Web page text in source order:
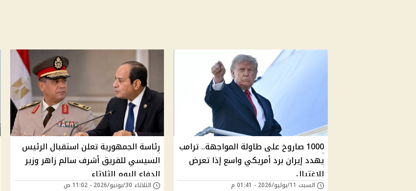
1000 صاروخ على طاولة المواجهة.. ترامب
يهدد إيران برد أمريكي واسع إذا تعرض
للاغتيال
السبت 11/يوليو/2026 - 01:41 م
رئاسة الجمهورية تعلن استقبال الرئيس
السيسي للفريق أشرف سالم زاهر وزير
الدفاع اليوم الثلاثاء
الثلاثاء 30/يونيو/2026 - 11:02 ص